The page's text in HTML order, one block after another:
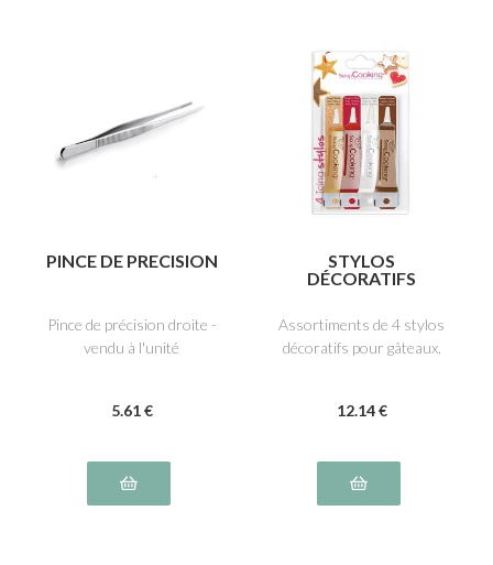
PINCE DE PRECISION
Pince de précision droite -
vendu à l'unité
5.61 €
STYLOS
DÉCORATIFS
Assortiments de 4 stylos
décoratifs pour gâteaux.
12.14 €